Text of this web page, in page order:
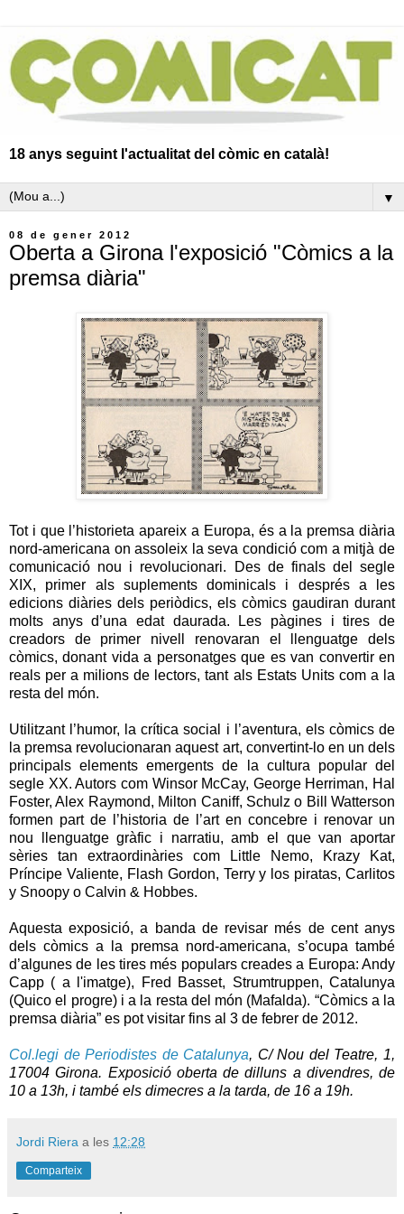
18 anys seguint l'actualitat del còmic en català!
▼
08 de gener 2012
Oberta a Girona l'exposició "Còmics a la
premsa diària"
Tot i que l’historieta apareix a Europa, és a la premsa diària
nord-americana on assoleix la seva condició com a mitjà de
comunicació nou i revolucionari. Des de finals del segle
XIX, primer als suplements dominicals i després a les
edicions diàries dels periòdics, els còmics gaudiran durant
molts anys d’una edat daurada. Les pàgines i tires de
creadors de primer nivell renovaran el llenguatge dels
còmics, donant vida a personatges que es van convertir en
reals per a milions de lectors, tant als Estats Units com a la
resta del món.
Utilitzant l’humor, la crítica social i l’aventura, els còmics de
la premsa revolucionaran aquest art, convertint-lo en un dels
principals elements emergents de la cultura popular del
segle XX. Autors com Winsor McCay, George Herriman, Hal
Foster, Alex Raymond, Milton Caniff, Schulz o Bill Watterson
formen part de l’historia de l’art en concebre i renovar un
nou llenguatge gràfic i narratiu, amb el que van aportar
sèries tan extraordinàries com Little Nemo, Krazy Kat,
Príncipe Valiente, Flash Gordon, Terry y los piratas, Carlitos
y Snoopy o Calvin & Hobbes.
Aquesta exposició, a banda de revisar més de cent anys
dels còmics a la premsa nord-americana, s’ocupa també
d’algunes de les tires més populars creades a Europa: Andy
Capp ( a l'imatge), Fred Basset, Strumtruppen, Catalunya
(Quico el progre) i a la resta del món (Mafalda). “Còmics a la
premsa diària” es pot visitar fins al 3 de febrer de 2012.
Col.legi de Periodistes de Catalunya, C/ Nou del Teatre, 1,
17004 Girona. Exposició oberta de dilluns a divendres, de
10 a 13h, i també els dimecres a la tarda, de 16 a 19h.
Jordi Riera a les 12:28
Comparteix